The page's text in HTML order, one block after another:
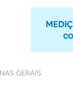
GERAIS